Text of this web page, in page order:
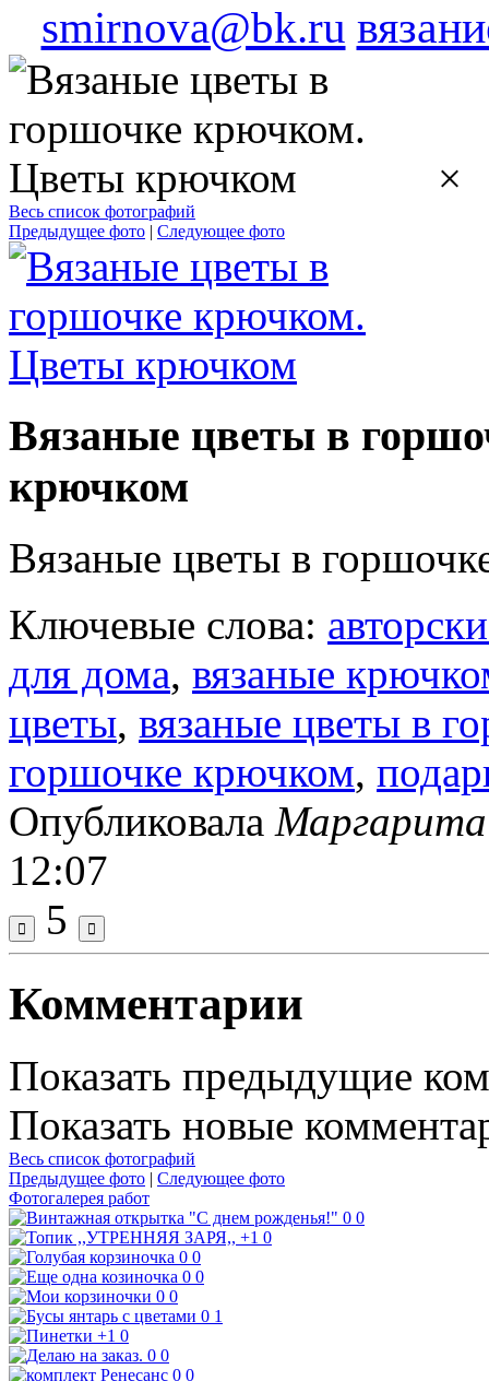
smirnova@bk.ru
×
Весь список фотографий
Предыдущее фото | Следующее фото
Вязаные цветы в
крючком
Вязаные цветы в
Ключевые слова:
для дома, вязаные
цветы, вязаные цветы в
горшочке крючком,
Опубликовала
12:07
5
Комментарии
Показать предыдущие
Показать новые
Весь список фотографий
Предыдущее фото | Следующее фото
Фотогалерея работ
0 0
+1 0
0 0
0 0
0 0
0 1
+1 0
0 0
0 0